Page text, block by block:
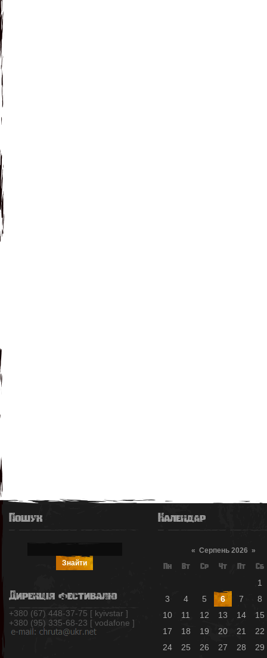
Пошук
Дирекція фестивалю
+380 (67) 448-37-75 [ kyivstar ]
+380 (95) 335-68-23 [ vodafone ]
Календар
« Серпень 2026 »
Пн Вт Ср Чт Пт Сб
1
3
4 5 6 7
8
10
11 12 13 14
15
17
18 19 20 21
22
24
25 26 27 28
29